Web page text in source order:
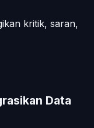
kritik, saran,
Data